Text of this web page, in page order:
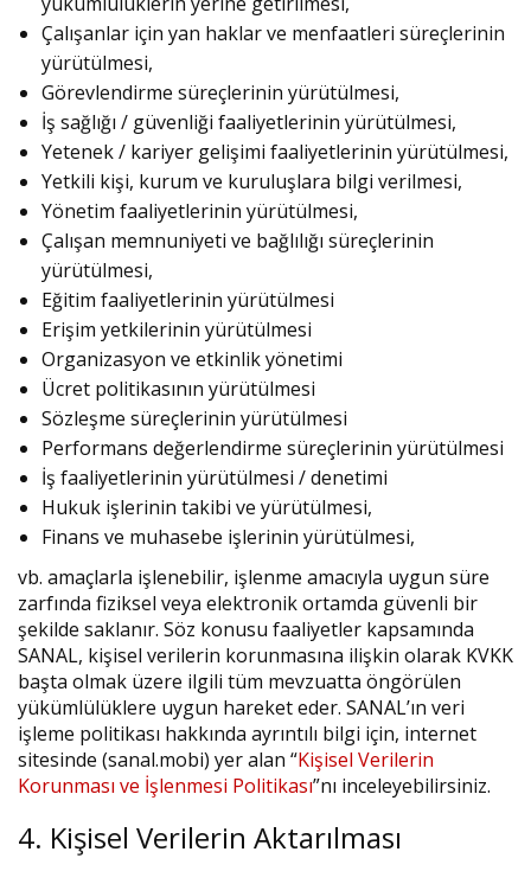
Çalışanlar için yan haklar ve menfaatleri süreçlerinin
yürütülmesi,
Görevlendirme süreçlerinin yürütülmesi,
İş sağlığı / güvenliği faaliyetlerinin yürütülmesi,
Yetenek / kariyer gelişimi faaliyetlerinin yürütülmesi,
Yetkili kişi, kurum ve kuruluşlara bilgi verilmesi,
Yönetim faaliyetlerinin yürütülmesi,
Çalışan memnuniyeti ve bağlılığı süreçlerinin
yürütülmesi,
Eğitim faaliyetlerinin yürütülmesi
Erişim yetkilerinin yürütülmesi
Organizasyon ve etkinlik yönetimi
Ücret politikasının yürütülmesi
Sözleşme süreçlerinin yürütülmesi
Performans değerlendirme süreçlerinin yürütülmesi
İş faaliyetlerinin yürütülmesi / denetimi
Hukuk işlerinin takibi ve yürütülmesi,
Finans ve muhasebe işlerinin yürütülmesi,
vb. amaçlarla işlenebilir, işlenme amacıyla uygun süre
zarfında fiziksel veya elektronik ortamda güvenli bir
şekilde saklanır. Söz konusu faaliyetler kapsamında
SANAL, kişisel verilerin korunmasına ilişkin olarak KVKK
başta olmak üzere ilgili tüm mevzuatta öngörülen
yükümlülüklere uygun hareket eder. SANAL’ın veri
işleme politikası hakkında ayrıntılı bilgi için, internet
sitesinde (sanal.mobi) yer alan “Kişisel Verilerin
Korunması ve İşlenmesi Politikası”nı inceleyebilirsiniz.
4. Kişisel Verilerin Aktarılması